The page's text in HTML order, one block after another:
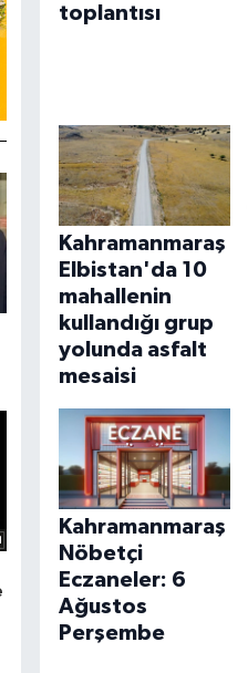
toplantısı
Kahramanmaraş
Elbistan'da 10
mahallenin
kullandığı grup
yolunda asfalt
mesaisi
Kahramanmaraş
Nöbetçi
Eczaneler: 6
Ağustos
Perşembe